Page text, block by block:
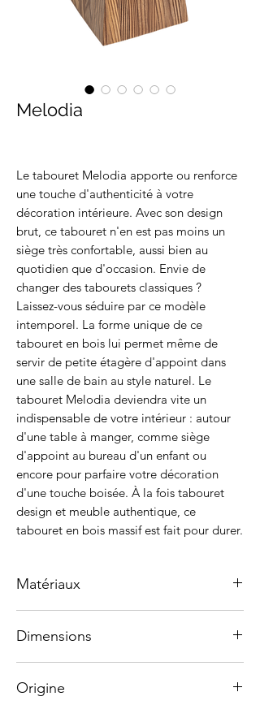
Melodia
Le tabouret Melodia apporte ou renforce
une touche d'authenticité à votre
décoration intérieure. Avec son design
brut, ce tabouret n'en est pas moins un
siège très confortable, aussi bien au
quotidien que d'occasion. Envie de
changer des tabourets classiques ?
Laissez-vous séduire par ce modèle
intemporel. La forme unique de ce
tabouret en bois lui permet même de
servir de petite étagère d'appoint dans
une salle de bain au style naturel. Le
tabouret Melodia deviendra vite un
indispensable de votre intérieur : autour
d'une table à manger, comme siège
d'appoint au bureau d'un enfant ou
encore pour parfaire votre décoration
d'une touche boisée. À la fois tabouret
design et meuble authentique, ce
tabouret en bois massif est fait pour durer.
Matériaux
thermotraité
un bois de construction très prisé, utilisé
Dimensions
Largeur 33 cm
Origine